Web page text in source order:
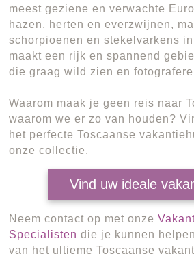
meest geziene en verwachte
hazen, herten en everzwijnen,
schorpioenen en stekelvarkens
maakt een rijk en spannend
die graag wild zien en
Waarom maak je geen reis naar
waarom we er zo van houden?
het perfecte Toscaanse
onze collectie.
Vind uw ideale
Neem contact op met onze
Specialisten die je kunnen
van het ultieme Toscaanse